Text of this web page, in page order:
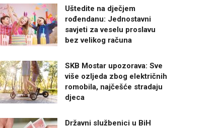
Uštedite na dječjem
rođendanu: Jednostavni
savjeti za veselu proslavu
bez velikog računa
SKB Mostar upozorava: Sve
više ozljeda zbog električnih
romobila, najčešće stradaju
djeca
Državni službenici u BiH